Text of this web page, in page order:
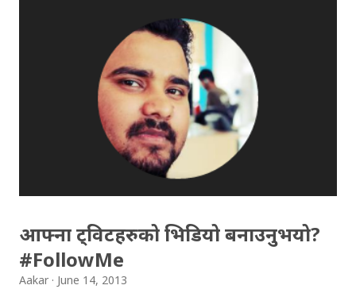
जोक झैँ लाग्न सक्छ, तर गुगलको प्रयोग सफल भएको खण्डमा केही
वर्षभित्रैमा हामीले पनि बेलुन इन्टरनेट चलाउन सक्नेछौँ । गुगलका
बेलुनहरु पृथ्वीको सतह भन्दा करिब २० किलोमिटर माथि रहनेछन् र
हामीले साविकको स्थितिमा थ्रीजी सरहको इन्टरनेट स्पिड पाउनेछौँ ।
पृथ्वीको सतहभन्दा करिब २० किलोमिटर माथि रहने र बेलुनहरु
आकाशमा घुमिरहने भएका कारण, पृथ्वीको जुनसुकै ठाउँबाट सहज
आफ्ना ट्विटहरुको भिडियो बनाउनुभयो?
#FollowMe
Aakar June 14, 2013